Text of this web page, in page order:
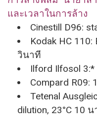
และเวลาในการล้าง
Cinestill D96:
Kodak HC 110:
วินาที
Ilford Ilfosol 3:*
Compard R09:
Tetenal
dilution, 23°C 10